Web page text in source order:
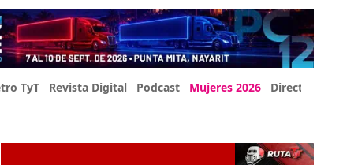
TyT Revista Digital Podcast Mujeres 2026 Directorio Expo